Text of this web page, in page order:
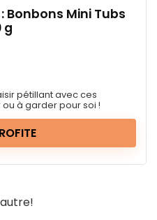
Bonbons Mini Tubs
g
pétillant avec ces
à garder pour soi !